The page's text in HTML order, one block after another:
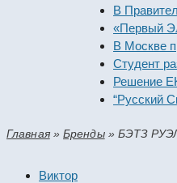
В
«Первый
В Москве
Студент
Решение EKF
“Русский
Главная»Бренды» БЭТЗ
Виктор